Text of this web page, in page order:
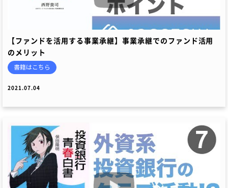
【ファンドを活用する事業承継】事業承継でのファンド活用
のメリット
書籍はこちら
2021.07.04